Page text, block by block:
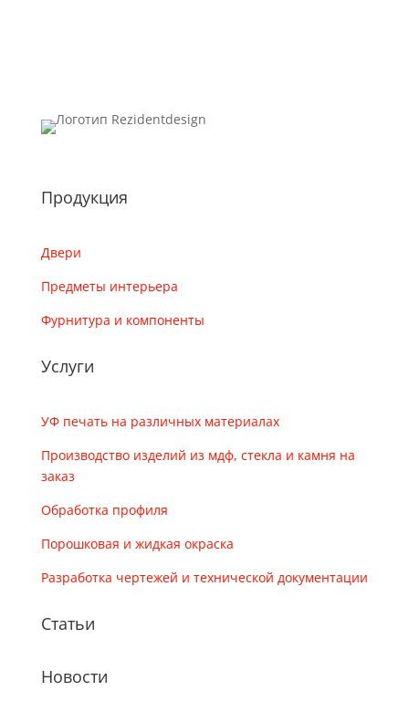
Продукция
Двери
Предметы интерьера
Фурнитура и компоненты
Услуги
УФ печать на различных материалах
Производство изделий из мдф, стекла и камня на
заказ
Обработка профиля
Порошковая и жидкая окраска
Разработка чертежей и технической документации
Статьи
Новости